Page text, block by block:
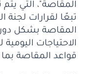
المقاصة"، التي يتم
تبعًا لقرارات
المقاصة بشكل
الاحتياجات
قواعد المقاصة